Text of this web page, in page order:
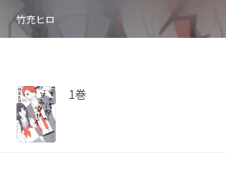
竹充ヒロ
1巻